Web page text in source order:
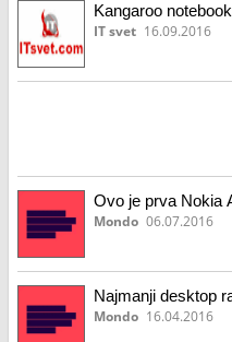
Kangaroo
IT svet 16.09.2016
Ovo je prva Nokia
Mondo 06.07.2016
Najmanji desktop
Mondo 16.04.2016